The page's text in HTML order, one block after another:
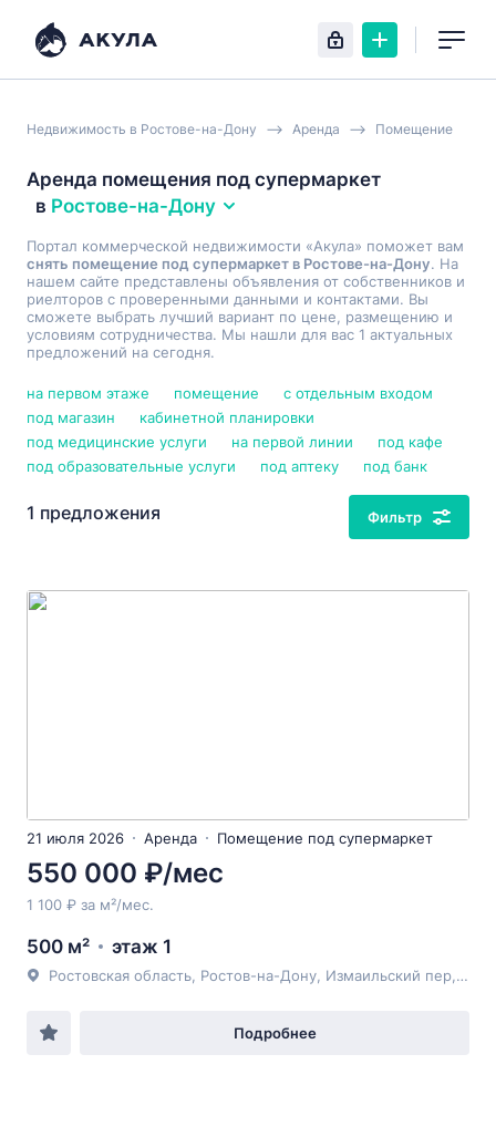
Недвижимость в Ростове-на-Дону Аренда Помещение
Аренда помещения под супермаркет
в Ростове-на-Дону
Портал коммерческой недвижимости «Акула» поможет вам
снять помещение под супермаркет в Ростове-на-Дону. На
нашем сайте представлены объявления от собственников и
риелторов с проверенными данными и контактами. Вы
сможете выбрать лучший вариант по цене, размещению и
условиям сотрудничества. Мы нашли для вас 1 актуальных
предложений на сегодня.
на первом этаже помещение
с отдельным входом
под магазин
кабинетной планировки
под медицинские услуги
на первой линии
под кафе
под образовательные услуги
под аптеку под банк
1 предложения Фильтр
21 июля 2026 Аренда Помещение под супермаркет
550 000 ₽/мес
1 100 ₽ за м²/мес.
500 м² этаж 1
Ростовская область, Ростов-на-Дону, Измаильский пер, 37
Подробнее